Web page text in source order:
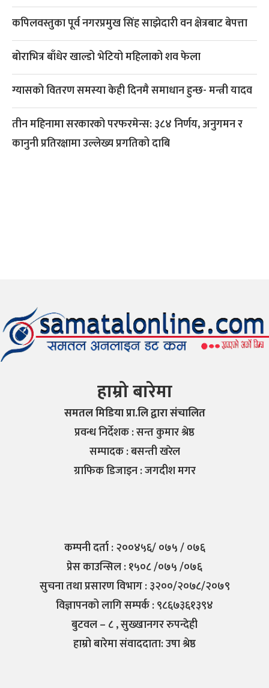
कपिलवस्तुका पूर्व नगरप्रमुख सिंह साझेदारी वन क्षेत्रबाट बेपत्ता
बोराभित्र बाँधेर खाल्डो भेटियो महिलाको शव फेला
ग्यासको वितरण समस्या केही दिनमै समाधान हुन्छ- मन्त्री यादव
तीन महिनामा सरकारको परफरमेन्स: ३८४ निर्णय, अनुगमन र
कानुनी प्रतिरक्षामा उल्लेख्य प्रगतिको दाबि
हाम्रो बारेमा
समतल मिडिया प्रा.लि द्वारा संचालित
प्रवन्ध निर्देशक : सन्त कुमार श्रेष्ठ
सम्पादक : बसन्ती खरेल
ग्राफिक डिजाइन : जगदीश मगर
कम्पनी दर्ता : २००४५६/ ०७५ / ०७६
प्रेस काउन्सिल : १५०८ /०७५ /०७६
सुचना तथा प्रसारण विभाग : ३२००/२०७८/२०७९
विज्ञापनको लागि सम्पर्क : ९८६७३६१३९४
बुटवल – ८ , सुख्खानगर रुपन्देही
हाम्रो बारेमा संवाददाता: उषा श्रेष्ठ